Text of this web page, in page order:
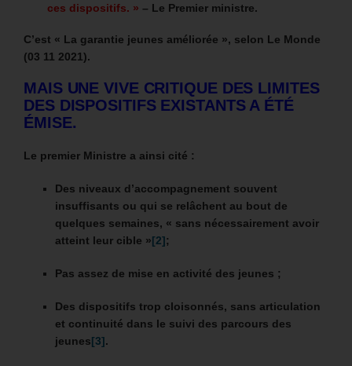
ces dispositifs. » – Le Premier ministre.
C’est « La garantie jeunes améliorée », selon Le Monde
(03 11 2021).
MAIS UNE VIVE CRITIQUE DES LIMITES
DES DISPOSITIFS EXISTANTS A ÉTÉ
ÉMISE.
Le premier Ministre a ainsi cité :
Des niveaux d’accompagnement souvent
insuffisants ou qui se relâchent au bout de
quelques semaines, « sans nécessairement avoir
atteint leur cible »[2];
Pas assez de mise en activité des jeunes ;
Des dispositifs trop cloisonnés, sans articulation
et continuité dans le suivi des parcours des
jeunes[3].